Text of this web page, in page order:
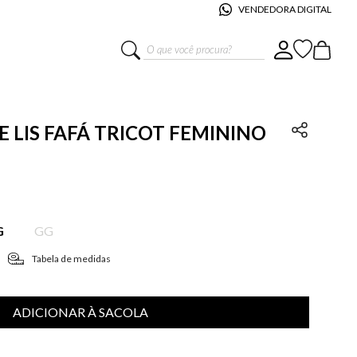
VENDEDORA DIGITAL
O que você procura?
LIS FAFÁ TRICOT FEMININO
GG
Tabela de medidas
ADICIONAR À SACOLA